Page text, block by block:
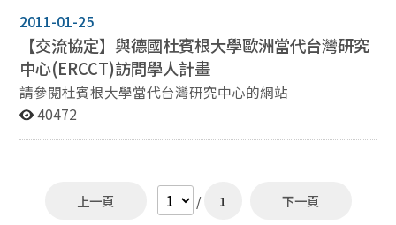
applications of field experiments. This workshop is
designed for graduate students and early-career
researchers who are eager to apply new methods in
social science research. No prior technical experience is
required. Just bring your research interests and an
open mind! Schedule October 9 09:00 – 10:00
13:00 – 14:20 Research presentation (FaceReader)
14:20 – 14:30 Break 14:30 – 15:50 Practice session
2011-01-25
【交流協定】與德國杜賓根大學歐洲當代台灣研究
中心(ERCCT)訪問學人計畫
請參閱杜賓根大學當代台灣研究中心的網站
40472
上一頁 / 1 下一頁